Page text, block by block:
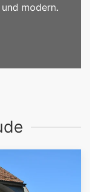
modern.